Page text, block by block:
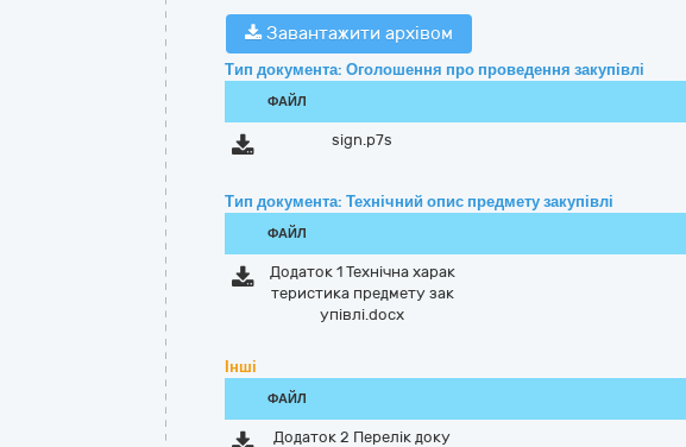
Завантажити архівом
Тип документа: Оголошення про проведення закупівлі
ФАЙЛ
sign.p7s
Тип документа: Технічний опис предмету закупівлі
ФАЙЛ
Додаток 1 Технічна харак
теристика предмету зак
упівлі.docx
Інші
ФАЙЛ
Додаток 2 Перелік доку